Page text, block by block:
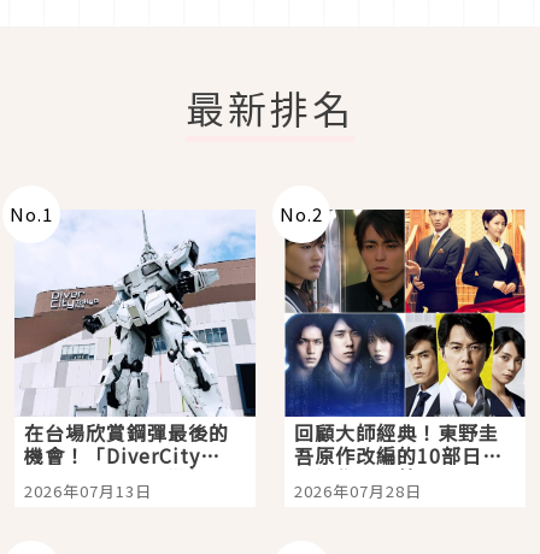
最新排名
No.1
在台場欣賞鋼彈最後的
機會！「DiverCity
Tokyo Plaza」搭船、
購物、美食及夜景，一
2026年07月13日
No.2
回顧大師經典！東野圭
吾原作改編的10部日本
影視作品推薦
2026年07月28日